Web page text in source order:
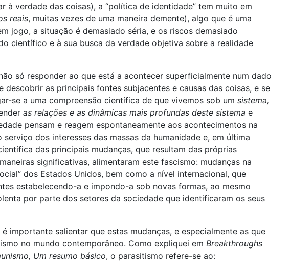
à verdade das coisas), a “política de identidade” tem muito em
reais, muitas vezes de uma maneira demente), algo que é uma
jogo, a situação é demasiado séria, e os riscos demasiado
científico e à sua busca da verdade objetiva sobre a realidade
só responder ao que está a acontecer superficialmente num dado
descobrir as principais fontes subjacentes e causas das coisas, e se
se a uma compreensão científica de que vivemos sob um sistema,
as relações e as dinâmicas mais profundas deste sistema e
pensam e reagem espontaneamente aos acontecimentos na
dos interesses das massas da humanidade e, em última
das principais mudanças, que resultam das próprias
significativas, alimentaram este fascismo: mudanças na
dos Estados Unidos, bem como a nível internacional, que
estabelecendo-a e impondo-a sob novas formas, ao mesmo
por parte dos setores da sociedade que identificaram os seus
importante salientar que estas mudanças, e especialmente as que
no mundo contemporâneo. Como expliquei em Breakthroughs
Um resumo básico, o parasitismo refere-se ao: